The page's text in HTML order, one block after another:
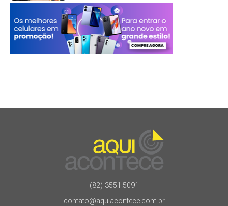
(82) 3551.5091
contato@aquiacontece.com.br